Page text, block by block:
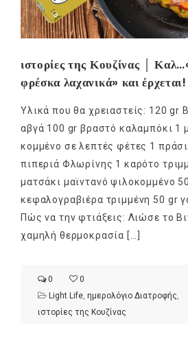
ιστορίες της Κουζίνας │
φρέσκα λαχανικά» και έρχεται!
Υλικά που θα χρειαστείς: 120 gr
αβγά 100 gr βραστό καλαμπόκι 1
κομμένο σε λεπτές φέτες 1
πιπεριά Φλωρίνης 1 καρότο
ματσάκι μαϊντανό ψιλοκομμένο
κεφαλογραβιέρα τριμμένη 50 gr
Πώς να την φτιάξεις: Λιώσε το
χαμηλή θερμοκρασία […]
0
0
Light Life ημερολόγιο Διατροφής
ιστορίες της Κουζίνας